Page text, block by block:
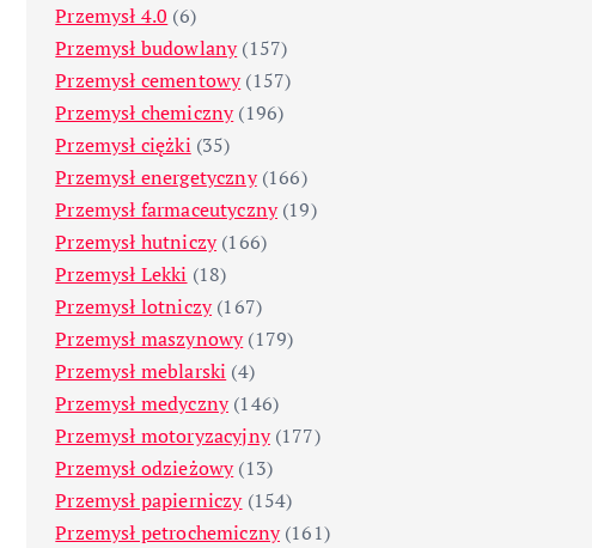
Przemysł 4.0 (6)
Przemysł budowlany(157)
Przemysł cementowy(157)
Przemysł chemiczny(196)
Przemysł ciężki (35)
Przemysł energetyczny(166)
Przemysł farmaceutyczny(19)
Przemysł hutniczy(166)
Przemysł Lekki (18)
Przemysł lotniczy(167)
Przemysł maszynowy(179)
Przemysł meblarski (4)
Przemysł medyczny(146)
Przemysł motoryzacyjny(177)
Przemysł odzieżowy(13)
Przemysł papierniczy(154)
Przemysł petrochemiczny(161)